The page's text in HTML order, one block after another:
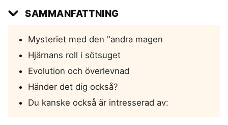
SAMMANFATTNING
Mysteriet med den "andra magen
Hjärnans roll i sötsuget
Evolution och överlevnad
Händer det dig också?
Du kanske också är intresserad av: